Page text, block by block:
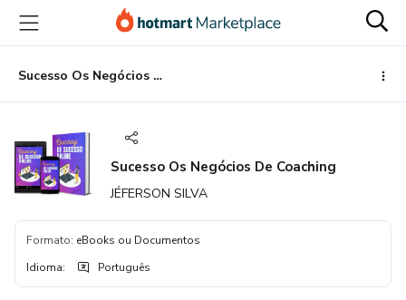
para
conteúdo
principal
para
pagamento
para
rodapé
Sucesso Os Negócios De Coaching
Sucesso Os Negócios De Coaching
JÉFERSON SILVA
Formato: eBooks ou Documentos
Idioma: Português